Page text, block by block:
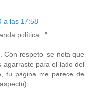
a las 17:58
política..."
Con respeto, se nota que
agarraste para el lado del
tu página me parece de